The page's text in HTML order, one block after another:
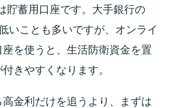
貯蓄用口座です。大手銀行の
いことも多いですが、オンライ
を使うと、生活防衛資金を置
きやすくなります。
金利だけを追うより、まずは